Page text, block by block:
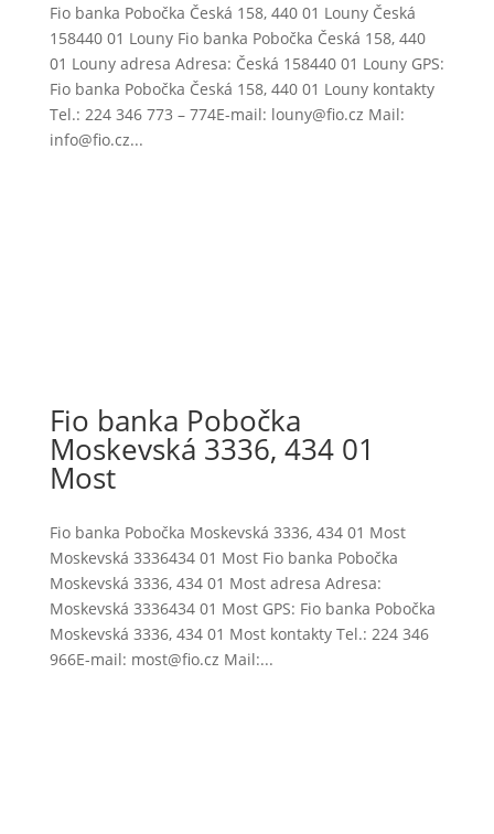
Fio banka Pobočka Česká 158, 440 01 Louny Česká
158440 01 Louny Fio banka Pobočka Česká 158, 440
01 Louny adresa Adresa: Česká 158440 01 Louny GPS:
Fio banka Pobočka Česká 158, 440 01 Louny kontakty
Tel.: 224 346 773 – 774E-mail: louny@fio.cz Mail:
info@fio.cz...
Fio banka Pobočka
Moskevská 3336, 434 01
Most
Fio banka Pobočka Moskevská 3336, 434 01 Most
Moskevská 3336434 01 Most Fio banka Pobočka
Moskevská 3336, 434 01 Most adresa Adresa:
Moskevská 3336434 01 Most GPS: Fio banka Pobočka
Moskevská 3336, 434 01 Most kontakty Tel.: 224 346
966E-mail: most@fio.cz Mail:...